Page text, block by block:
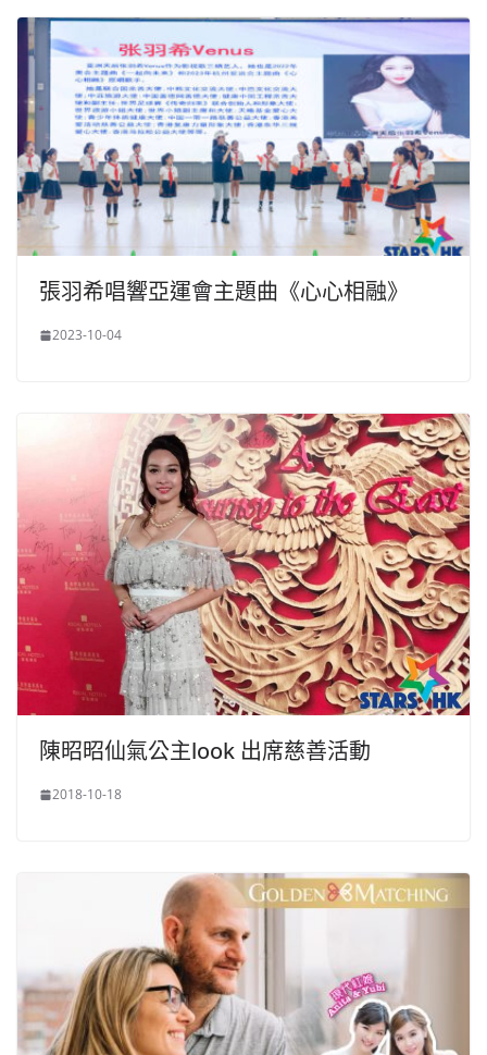
張羽希唱響亞運會主題曲《心心相融》
2023-10-04
陳昭昭仙氣公主look 出席慈善活動
2018-10-18